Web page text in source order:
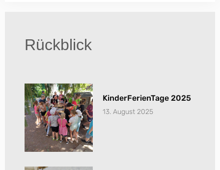
Rückblick
KinderFerienTage 2025
13. August 2025